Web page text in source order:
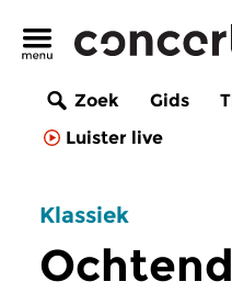
Zoek Gids
Luister live
Klassiek